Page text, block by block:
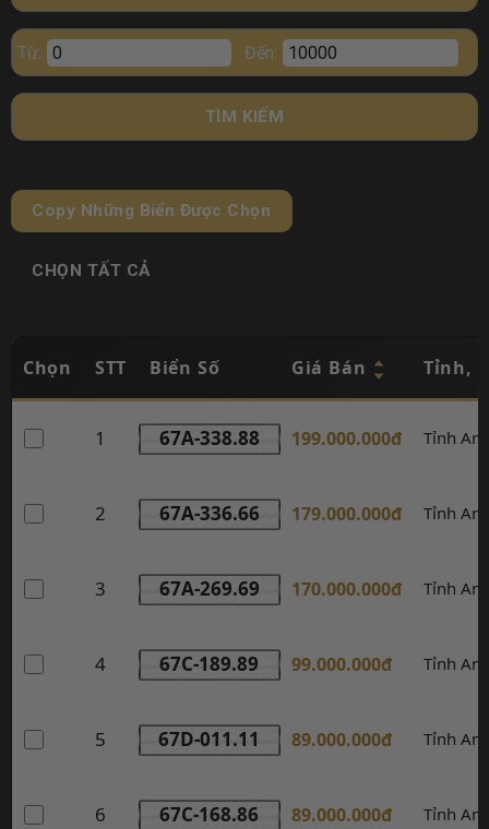
Từ: Đến:
TÌM KIẾM
Copy Những Biển Được Chọn
CHỌN TẤT CẢ
Chọn STT Biển Số Giá Bán Tỉnh,
1 67A-338.88 199.000.000đ Tỉnh An
2 67A-336.66 179.000.000đ Tỉnh An
3 67A-269.69 170.000.000đ Tỉnh An
4 67C-189.89 99.000.000đ Tỉnh An
5 67D-011.11 89.000.000đ Tỉnh An
6 67C-168.86 89.000.000đ Tỉnh An